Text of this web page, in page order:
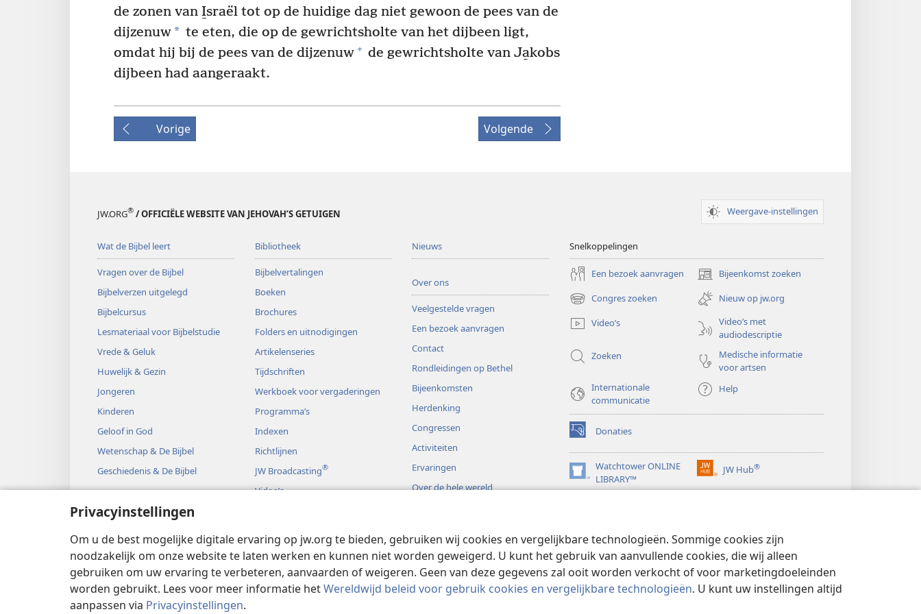
Privacyinstellingen
Om u de best mogelijke digitale ervaring op jw.org te bieden, gebruiken wij cookies en vergelijkbare technologieën. Sommige cookies zijn
noodzakelijk om onze website te laten werken en kunnen niet worden geweigerd. U kunt het gebruik van aanvullende cookies, die wij alleen
gebruiken om uw ervaring te verbeteren, aanvaarden of weigeren. Geen van deze gegevens zal ooit worden verkocht of voor marketingdoeleinden
worden gebruikt. Lees voor meer informatie hetWereldwijd beleid voor gebruik cookies en vergelijkbare technologieën. U kunt uw instellingen altijd
aanpassen via Privacyinstellingen.
de zonen van I̱sraël tot op de huidige dag niet gewoon de pees van de
dijzenuw* te eten, die op de gewrichtsholte van het dijbeen ligt,
omdat hij bij de pees van de dijzenuw + de gewrichtsholte van Ja̱kobs
dijbeen had aangeraakt.
Vorige Volgende
JW.ORG® / OFFICIËLE WEBSITE VAN JEHOVAH’S GETUIGEN Weergave-instellingen
Wat de Bijbel leert
Vragen over de Bijbel
Bijbelverzen uitgelegd
Bijbelcursus
Lesmateriaal voor Bijbelstudie
Vrede & Geluk
Huwelijk & Gezin
Jongeren
Kinderen
Geloof in God
Wetenschap & De Bijbel
Geschiedenis & De Bijbel
Bibliotheek
Bijbelvertalingen
Boeken
Brochures
Folders en uitnodigingen
Artikelenseries
Tijdschriften
Werkboek voor vergaderingen
Programma’s
Indexen
Richtlijnen
JW Broadcasting®
Video’s
Bijbelse hoorspelen
Nieuws
Over ons
Veelgestelde vragen
Een bezoek aanvragen
Contact
Rondleidingen op Bethel
Bijeenkomsten
Herdenking
Congressen
Activiteiten
Ervaringen
Over de hele wereld
Snelkoppelingen
Een bezoek aanvragen Bijeenkomst zoeken
(opent
nieuw
venster)
Congres zoeken
(opent
nieuw
venster)
Nieuw op jw.org
Video’s
Video’s met
audiodescriptie
Zoeken
Medische informatie
voor artsen
Internationale
communicatie
Help
Donaties
(opent
nieuw
venster)Watchtower ONLINE
LIBRARY™
(opent
nieuw
JW Hub®
(opent
nieuw